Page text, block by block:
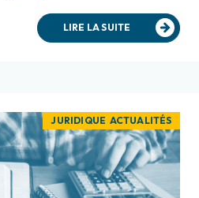
LIRE LA SUITE
JURIDIQUE ACTUALITÉS